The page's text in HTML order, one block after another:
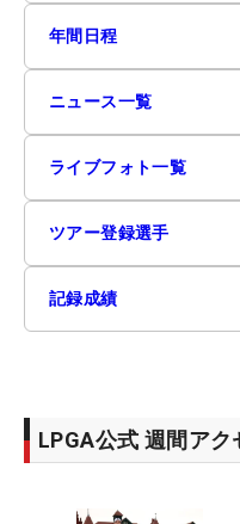
年間日程
ニュース一覧
ライブフォト一覧
ツアー登録選手
記録成績
LPGA公式 週間ア